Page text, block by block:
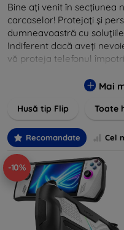
Bine ați venit în secțiunea
carcaselor! Protejați și
dumneavoastră cu
Indiferent dacă aveți
vă proteja telefonul
îndeplinească toate
designuri inovatoare
Mai
Husă tip Flip Toate
Recomandate Cel
-10%